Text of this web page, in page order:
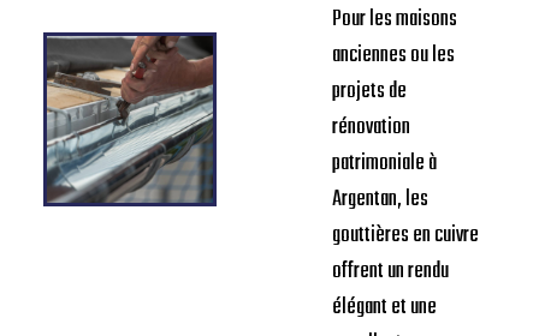
Pour les maisons
anciennes ou les
projets de
rénovation
patrimoniale à
Argentan, les
gouttières en cuivre
offrent un rendu
élégant et une